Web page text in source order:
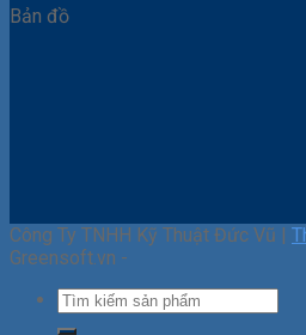
Bản đồ
Công Ty TNHH Kỹ Thuật Đức Vũ |
Greensoft.vn -